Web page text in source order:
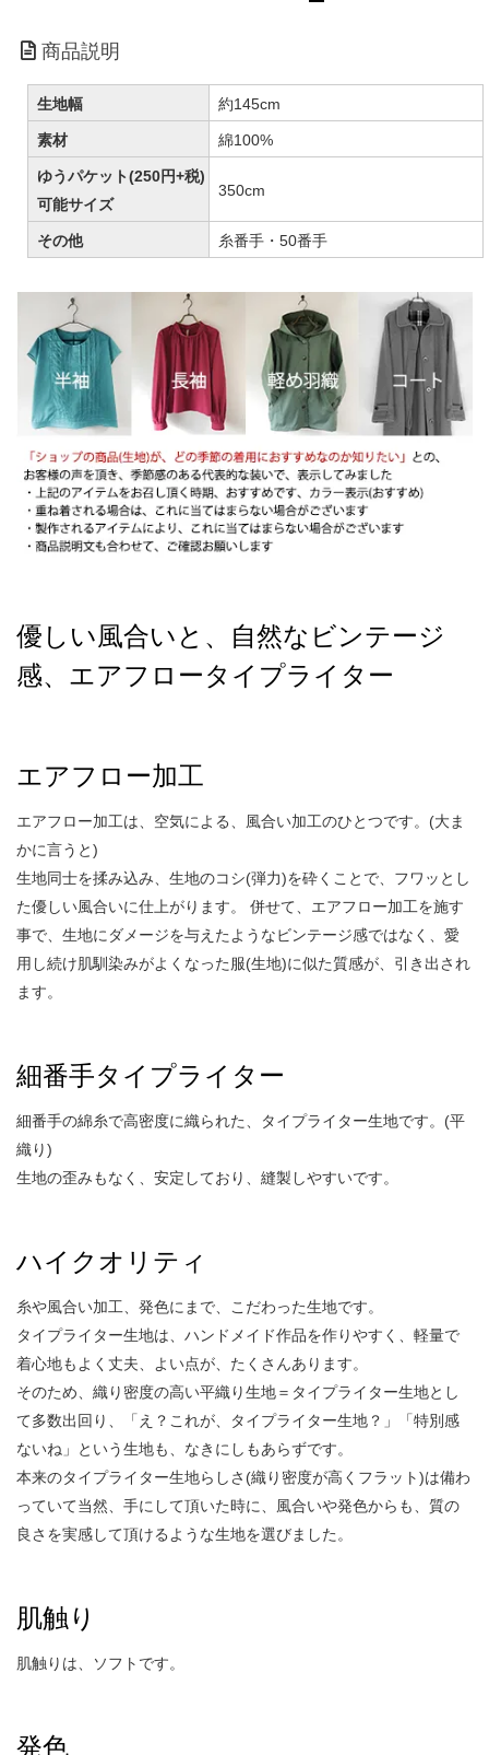
商品説明
生地幅 約145cm
素材 綿100%
ゆうパケット(250円+税)
可能サイズ
350cm
その他 糸番手・50番手
優しい風合いと、自然なビンテージ
感、エアフロータイプライター
エアフロー加工
エアフロー加工は、空気による、風合い加工のひとつです。(大ま
かに言うと)
生地同士を揉み込み、生地のコシ(弾力)を砕くことで、フワッとし
た優しい風合いに仕上がります。 併せて、エアフロー加工を施す
事で、生地にダメージを与えたようなビンテージ感ではなく、愛
用し続け肌馴染みがよくなった服(生地)に似た質感が、引き出され
ます。
細番手タイプライター
細番手の綿糸で高密度に織られた、タイプライター生地です。(平
織り)
生地の歪みもなく、安定しており、縫製しやすいです。
ハイクオリティ
糸や風合い加工、発色にまで、こだわった生地です。
タイプライター生地は、ハンドメイド作品を作りやすく、軽量で
着心地もよく丈夫、よい点が、たくさんあります。
そのため、織り密度の高い平織り生地＝タイプライター生地とし
て多数出回り、「え？これが、タイプライター生地？」「特別感
ないね」という生地も、なきにしもあらずです。
本来のタイプライター生地らしさ(織り密度が高くフラット)は備わ
っていて当然、手にして頂いた時に、風合いや発色からも、質の
良さを実感して頂けるような生地を選びました。
肌触り
肌触りは、ソフトです。
発色